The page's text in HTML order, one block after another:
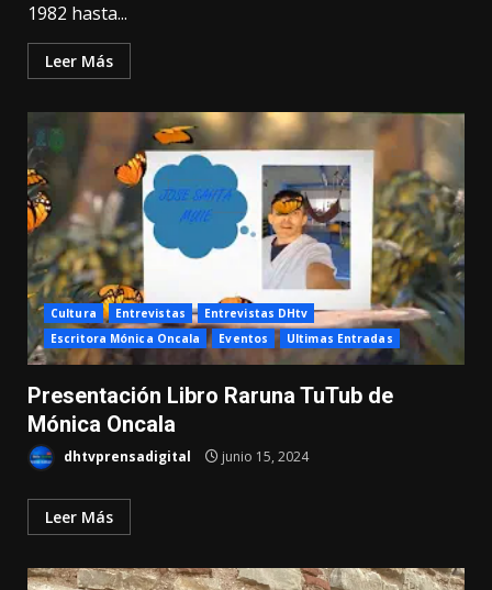
1982 hasta...
Leer Más
Cultura Entrevistas
Entrevistas DHtv
Escritora Mónica Oncala
Eventos Ultimas Entradas
Presentación Libro Raruna TuTub de
Mónica Oncala
dhtvprensadigital junio 15, 2024
Leer Más